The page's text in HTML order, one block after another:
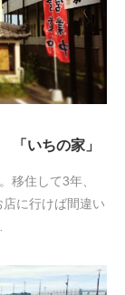
いちの家」
移住して3年、
に行けば間違い